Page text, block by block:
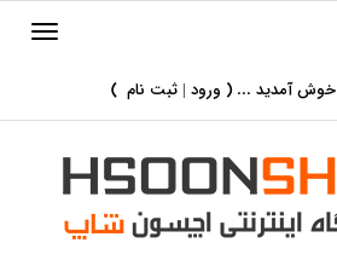
خوش آمدید ... ( ورود | ثبت نام )